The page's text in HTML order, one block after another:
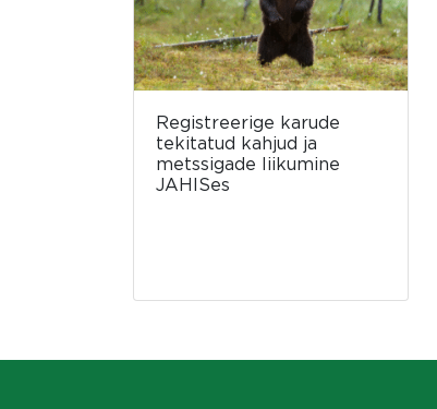
Registreerige karude
tekitatud kahjud ja
metssigade liikumine
JAHISes